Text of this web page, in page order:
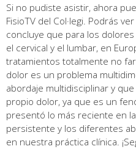
Si no pudiste asistir, ahora
FisioTV del Col·legi. Podrás
concluye que para los
el cervical y el lumbar, en
tratamientos totalmente no
dolor es un problema
abordaje multidisciplinar y
propio dolor, ya que es un
presentó lo más reciente en
persistente y los diferentes
en nuestra práctica clínica.